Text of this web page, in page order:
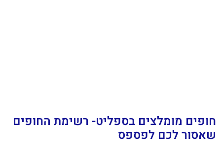
חופים מומלצים בספליט- רשימת החופים
שאסור לכם לפספס